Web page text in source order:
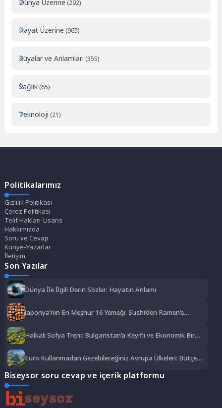
Dünya Üzerine (292)
Hayat Üzerine (965)
Rüyalar ve Anlamları (355)
Sağlık (65)
Teknoloji (21)
Politikalarımız
Gizlilik Politikası
Çerez Politikası
Telif Hakları-Lisans
Hakkımızda
Soru ve Cevap
Künye-Yazarlar
İletişim
Son Yazılar
Dünya İle İlgili Derin Sözler: Hayatın Anlamı
Japonya’nın En Meşhur 16 Yemeği: Sushi’den Ramen’e
Halkalı Sofya Treni: Bulgaristan’a Keyifli ve Ekonomik Bir
Euro Kullanmadan Gezebileceğiniz Avrupa Ülkeleri: Bütçe
Biseysor soru cevap ve içerik platformu